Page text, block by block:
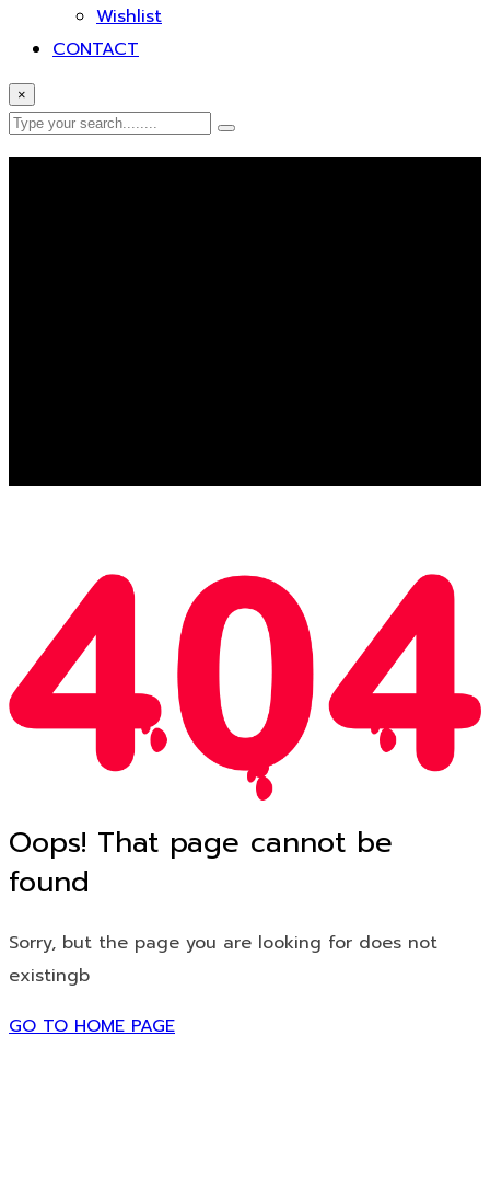
Wishlist
CONTACT
×
Oops! That page cannot be
found
Sorry, but the page you are looking for does not
existingb
GO TO HOME PAGE